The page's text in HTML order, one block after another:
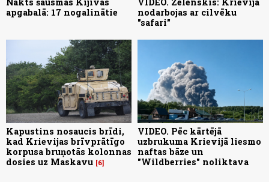
apgabalā: 17 nogalinātie
nodarbojas ar cilvēku
"safari"
Kapustins nosaucis brīdi,
kad Krievijas brīvprātīgo
korpusa bruņotās kolonnas
dosies uz Maskavu 6
VIDEO. Pēc kārtējā
uzbrukuma Krievijā liesmo
naftas bāze un
"Wildberries" noliktava